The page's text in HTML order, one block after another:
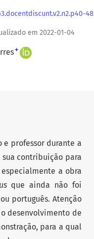
48
em 2022-01-04
+
e professor durante a
contribuição para
a obra
que ainda não foi
português. Atenção
desenvolvimento de
para a qual